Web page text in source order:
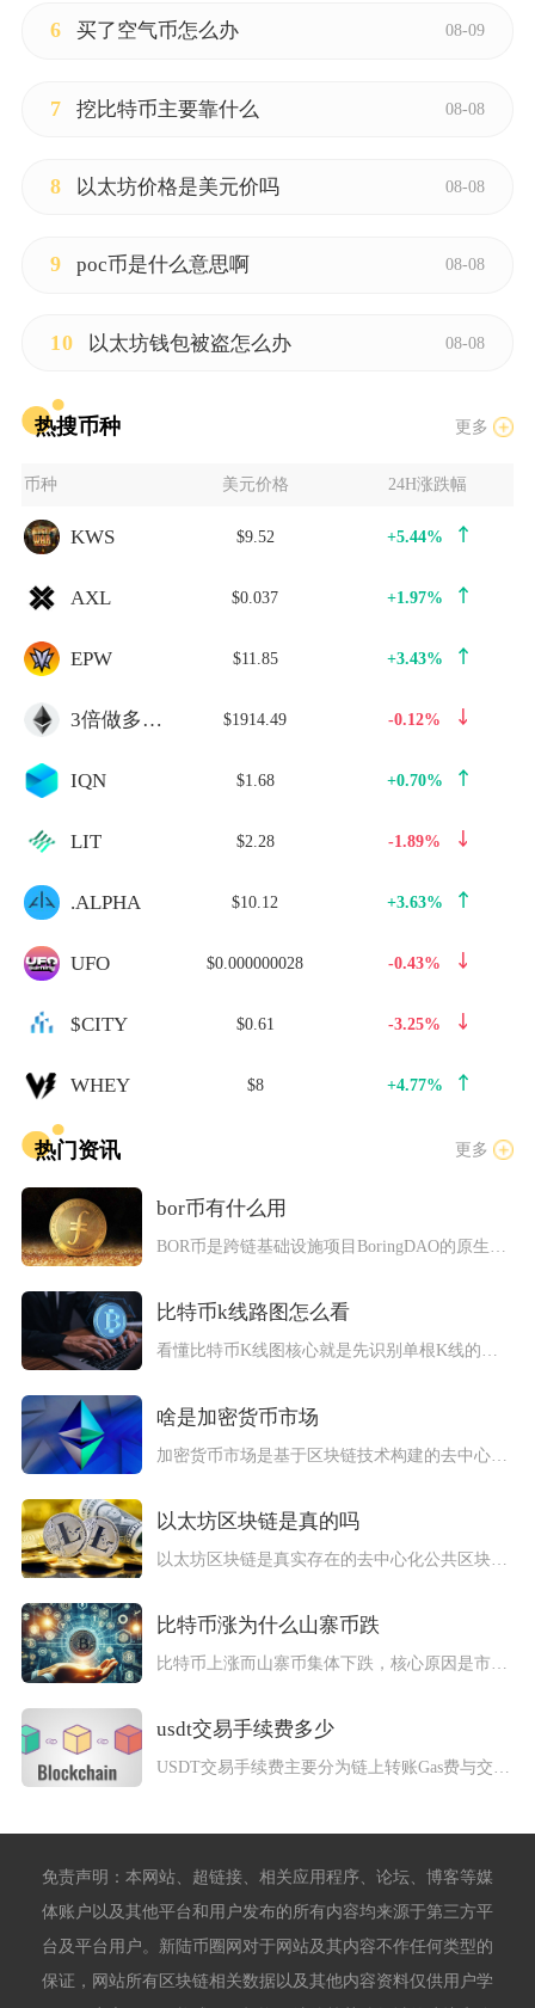
6 买了空气币怎么办 08-09
7 挖比特币主要靠什么 08-08
8 以太坊价格是美元价吗 08-08
9 poc币是什么意思啊 08-08
10 以太坊钱包被盗怎么办 08-08
热搜币种 更多
币种 美元价格 24H涨跌幅
KWS $9.52 +5.44%
AXL $0.037 +1.97%
EPW $11.85 +3.43%
3倍做多ETH $1914.49 -0.12%
IQN $1.68 +0.70%
LIT $2.28 -1.89%
.ALPHA $10.12 +3.63%
UFO $0.000000028 -0.43%
$CITY $0.61 -3.25%
WHEY $8 +4.77%
热门资讯 更多
bor币有什么用
BOR币是跨链基础设施项目BoringDAO的原生通证，核心...
比特币k线路图怎么看
看懂比特币K线图核心就是先识别单根K线的开盘、收盘、最高、最...
啥是加密货币市场
加密货币市场是基于区块链技术构建的去中心化数字资产交易生态，...
以太坊区块链是真的吗
以太坊区块链是真实存在的去中心化公共区块链基础设施，并非虚构...
比特币涨为什么山寨币跌
usdt交易手续费多少
USDT交易手续费主要分为链上转账Gas费与交易所交易、提现...
免责声明：本网站、超链接、相关应用程序、论坛、博客等媒
体账户以及其他平台和用户发布的所有内容均来源于第三方平
台及平台用户。新陆币圈网对于网站及其内容不作任何类型的
保证，网站所有区块链相关数据以及其他内容资料仅供用户学